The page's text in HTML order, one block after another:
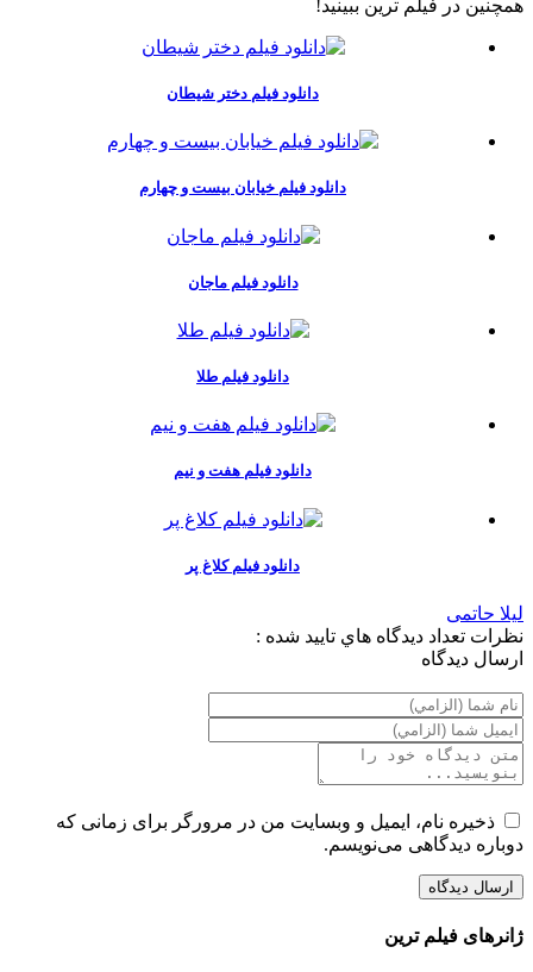
همچنين در فيلم ترين ببينيد!
دانلود فیلم دختر شیطان
دانلود فیلم خیابان بیست و چهارم
دانلود فیلم ماجان
دانلود فیلم طلا
دانلود فیلم هفت و نیم
دانلود فیلم کلاغ پر
لیلا حاتمی
نظرات تعداد ديدگاه هاي تاييد شده :
ارسال ديدگاه
ذخیره نام، ایمیل و وبسایت من در مرورگر برای زمانی که
دوباره دیدگاهی می‌نویسم.
ژانرهای فیلم ترین